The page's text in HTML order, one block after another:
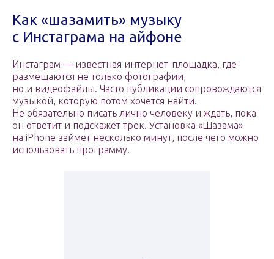
Как «шазамить» музыку
с Инстаграма на айфоне
Инстаграм — известная интернет-площадка, где
размещаются не только фотографии,
но и видеофайлы. Часто публикации сопровождаются
музыкой, которую потом хочется найти.
Не обязательно писать лично человеку и ждать, пока
он ответит и подскажет трек. Установка «Шазама»
на iPhone займет несколько минут, после чего можно
использовать программу.